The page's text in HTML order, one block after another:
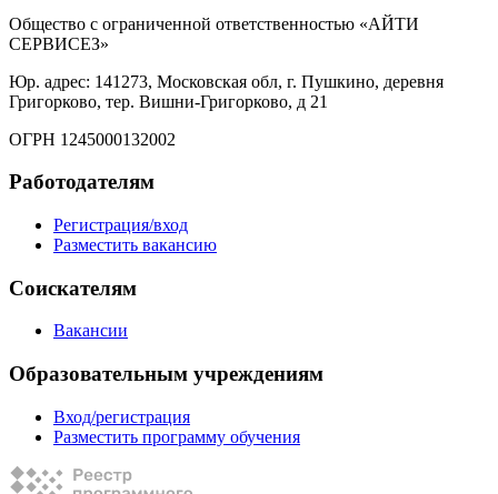
Общество с ограниченной ответственностью «АЙТИ
СЕРВИСЕЗ»
Юр. адрес: 141273, Московская обл, г. Пушкино, деревня
Григорково, тер. Вишни-Григорково, д 21
ОГРН 1245000132002
Работодателям
Регистрация/вход
Разместить вакансию
Соискателям
Вакансии
Образовательным учреждениям
Вход/регистрация
Разместить программу обучения